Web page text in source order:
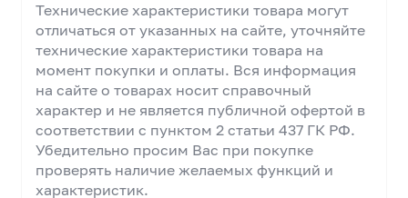
Технические характеристики товара могут
отличаться от указанных на сайте, уточняйте
технические характеристики товара на
момент покупки и оплаты. Вся информация
на сайте о товарах носит справочный
характер и не является публичной офертой в
соответствии с пунктом 2 статьи 437 ГК РФ.
Убедительно просим Вас при покупке
проверять наличие желаемых функций и
характеристик.